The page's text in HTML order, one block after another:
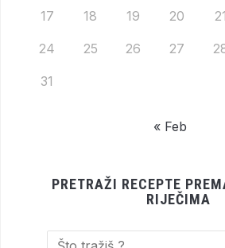
17 18 19 20 21
24 25 26 27
31
« Feb
PRETRAŽI RECEPTE
RIJEČIMA